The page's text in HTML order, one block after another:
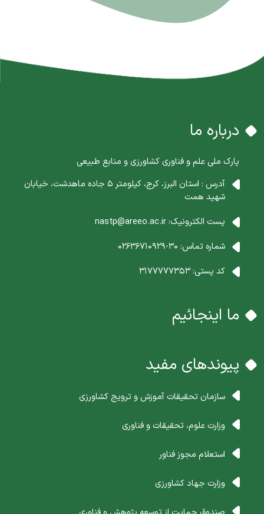
درباره ما
پارک ملی علم و فناوری کشاورزی و منابع طبیعی
آدرس : استان البرز، کرج، کیلومتر 5 جاده ماهدشت، خیابان
شهید همت
پست الکترونیک:nastp@areeo.ac.ir
شماره تماس: 30-02636710929
کد پستی:3177777353
ما اینجائیم
پیوندهای مفید
سازمان تحقیقات آموزش و ترویج کشاورزی
وزارت علوم، تحقیقات و فناوری
استعلام مجوز فناور
وزارت جهاد کشاورزی